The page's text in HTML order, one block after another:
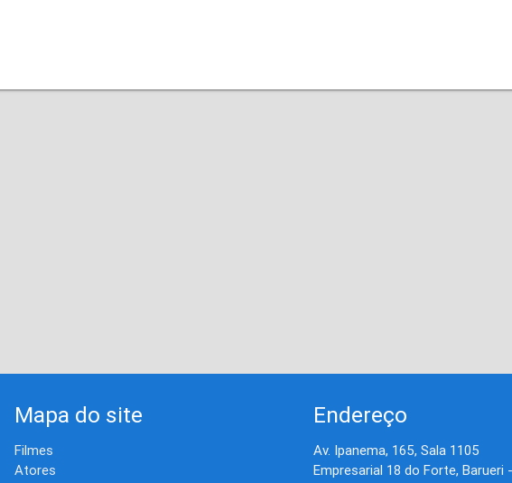
Mapa do site
Filmes
Atores
Endereço
Av. Ipanema, 165, Sala 1105
Empresarial 18 do Forte, Barueri